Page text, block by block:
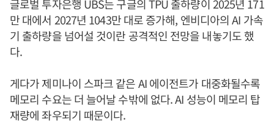
글로벌 투자은행 UBS는 구글의 TPU 출하량이 2025년 171
만 대에서 2027년 1043만 대로 증가해, 엔비디아의 AI 가속
기 출하량을 넘어설 것이란 공격적인 전망을 내놓기도 했
다.
게다가 제미나이 스파크 같은 AI 에이전트가 대중화될수록
메모리 수요는 더 늘어날 수밖에 없다. AI 성능이 메모리 탑
재량에 좌우되기 때문이다.